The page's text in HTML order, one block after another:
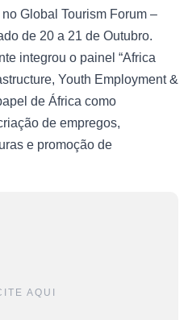
Global Tourism Forum –
de 20 a 21 de Outubro.
integrou o painel “Africa
Youth Employment &
de África como
de empregos,
e promoção de
AQUI